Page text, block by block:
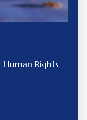
Human Rights